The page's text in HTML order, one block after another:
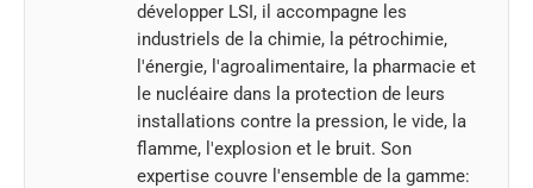
développer LSI, il accompagne les
industriels de la chimie, la pétrochimie,
l'énergie, l'agroalimentaire, la pharmacie et
le nucléaire dans la protection de leurs
installations contre la pression, le vide, la
flamme, l'explosion et le bruit. Son
expertise couvre l'ensemble de la gamme: